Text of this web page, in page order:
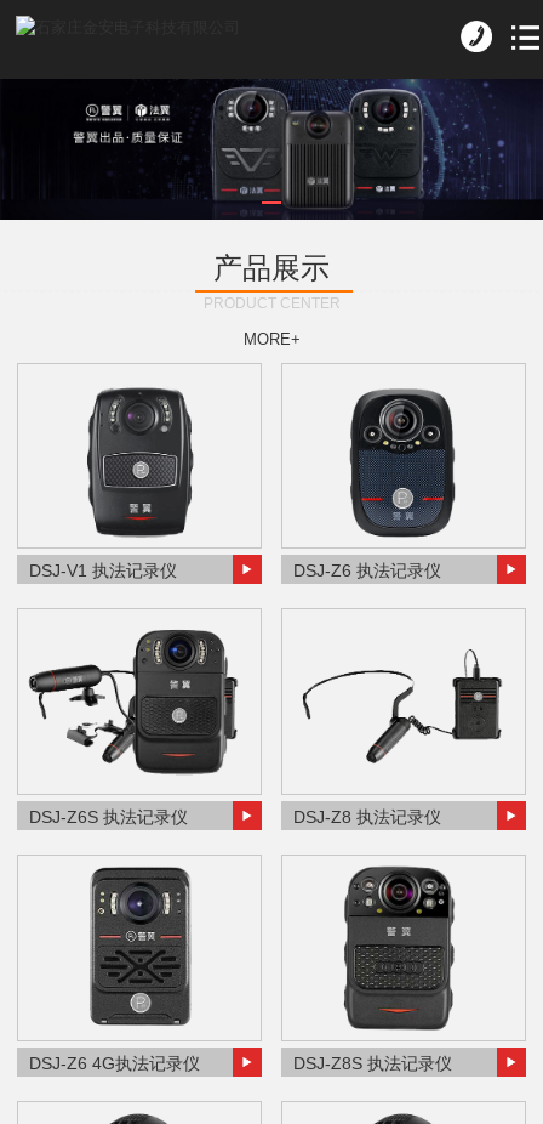
产品展示
PRODUCT CENTER
MORE+
DSJ-V1 执法记录仪 DSJ-Z6 执法记录仪
DSJ-Z6S 执法记录仪 DSJ-Z8 执法记录仪
DSJ-Z6 4G执法记录仪 DSJ-Z8S 执法记录仪